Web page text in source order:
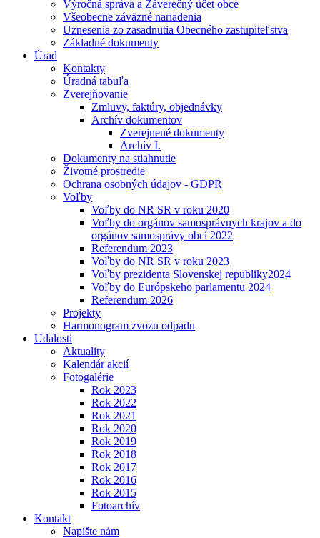
Výročná správa a Záverečný účet obce
Všeobecne záväzné nariadenia
Uznesenia zo zasadnutia Obecného zastupiteľstva
Základné dokumenty
Úrad
Kontakty
Úradná tabuľa
Zverejňovanie
Zmluvy, faktúry, objednávky
Archív dokumentov
Zverejnené dokumenty
Archív I.
Dokumenty na stiahnutie
Životné prostredie
Ochrana osobných údajov - GDPR
Voľby
Voľby do NR SR v roku 2020
Voľby do orgánov samosprávnych krajov a do
orgánov samosprávy obcí 2022
Referendum 2023
Voľby do NR SR v roku 2023
Voľby prezidenta Slovenskej republiky2024
Voľby do Európskeho parlamentu 2024
Referendum 2026
Projekty
Harmonogram zvozu odpadu
Udalosti
Aktuality
Kalendár akcií
Fotogalérie
Rok 2023
Rok 2022
Rok 2021
Rok 2020
Rok 2019
Rok 2018
Rok 2017
Rok 2016
Rok 2015
Fotoarchív
Kontakt
Napíšte nám